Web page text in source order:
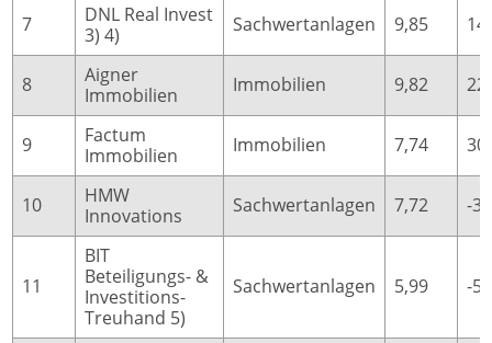
7
DNL Real Invest
3) 4)
Sachwertanlagen 9,85
8
Aigner
Immobilien
Immobilien 9,82
9
Factum
Immobilien
Immobilien 7,74
10
HMW
Innovations
Sachwertanlagen 7,72 -
11
BIT
Beteiligungs- &
Investitions-
Treuhand 5)
Sachwertanlagen 5,99 -